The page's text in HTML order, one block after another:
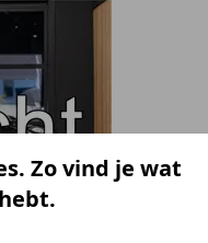
Zo vind je wat